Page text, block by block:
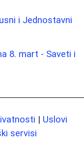
i Jednostavni
8. mart - Saveti i
| Uslovi
servisi